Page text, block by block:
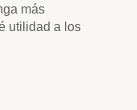
más
utilidad a los